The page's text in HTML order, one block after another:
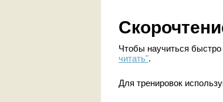
Чтобы научиться
читать".
Для тренировок